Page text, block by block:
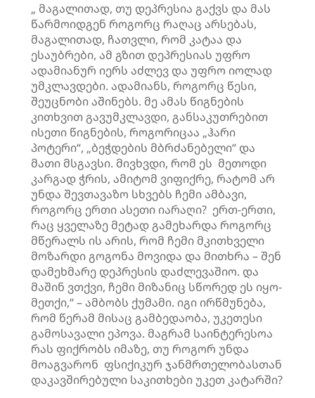
„ მაგალითად, თუ დეპრესია გაქვს და მას
წარმოიდგენ როგორც რაღაც არსებას,
მაგალითად, ჩათვლი, რომ კატაა და
ესაუბრები, ამ გზით დეპრესიას უფრო
ადამიანურ იერს აძლევ და უფრო იოლად
უმკლავდები. ადამიანს, როგორც წესი,
შეუცნობი აშინებს. მე ამას წიგნების
კითხვით გავუმკლავდი, განსაკუთრებით
ისეთი წიგნების, როგორიცაა „ჰარი
პოტერი“, „ბეჭდების მბრძანებელი“ და
მათი მსგავსი. მივხვდი, რომ ეს მეთოდი
კარგად ჭრის, ამიტომ ვიფიქრე, რატომ არ
უნდა შევთავაზო სხვებს ჩემი ამბავი,
როგორც ერთი ასეთი იარაღი? ერთ-ერთი,
რაც ყველაზე მეტად გამეხარდა როგორც
მწერალს ის არის, რომ ჩემი მკითხველი
მოზარდი გოგონა მოვიდა და მითხრა – შენ
დამეხმარე დეპრესის დაძლევაშიო. და
მაშინ ვთქვი, ჩემი მიზანიც სწორედ ეს იყო-
მეთქი,“ – ამბობს ქუმამი. იგი ირწმუნება,
რომ წერამ მისაც გამბედაობა, უკეთესი
გამოსავალი ეპოვა. მაგრამ საინტერესოა
რას ფიქრობს იმაზე, თუ როგორ უნდა
მოაგვარონ ფსიქიკურ ჯანმრთელობასთან
დაკავშირებული საკითხები უკეთ კატარში?